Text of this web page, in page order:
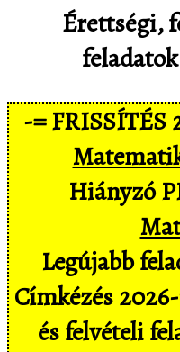
Érettségi,
-= FRISSÍTÉS
Hiányzó
Legújabb
Címkézés
és felvételi